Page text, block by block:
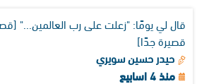
قال لي يومًا: "زعلت على رب العالمين..." [قصة
قصيرة جدًا]
حيدر حسين سويري
منذ 4 اسابيع